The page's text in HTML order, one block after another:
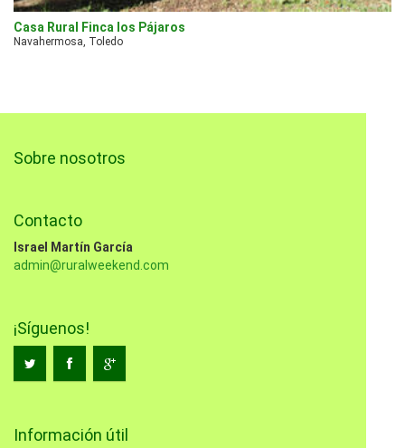
Casa Rural Finca los Pájaros
Navahermosa, Toledo
Sobre nosotros
Contacto
Israel Martín García
admin@ruralweekend.com
¡Síguenos!
Información útil